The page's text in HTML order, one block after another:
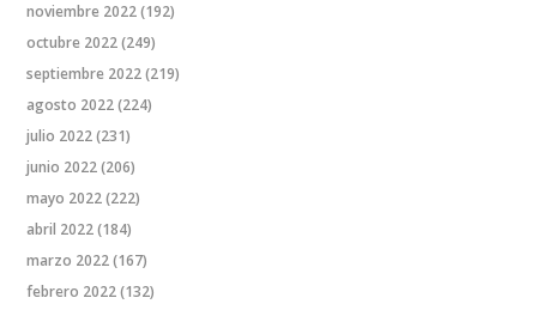
noviembre 2022(192)
octubre 2022(249)
septiembre 2022(219)
agosto 2022(224)
julio 2022(231)
junio 2022(206)
mayo 2022(222)
abril 2022(184)
marzo 2022(167)
febrero 2022(132)